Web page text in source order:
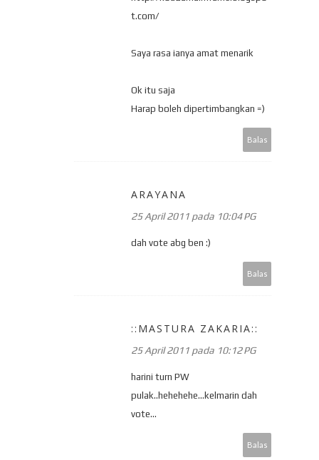
t.com/
Saya rasa ianya amat menarik
Ok itu saja
Harap boleh dipertimbangkan =)
Balas
ARAYANA
25 April 2011 pada 10:04 PG
dah vote abg ben :)
Balas
::MASTURA ZAKARIA::
25 April 2011 pada 10:12 PG
harini turn PW
pulak..hehehehe...kelmarin dah
vote...
Balas